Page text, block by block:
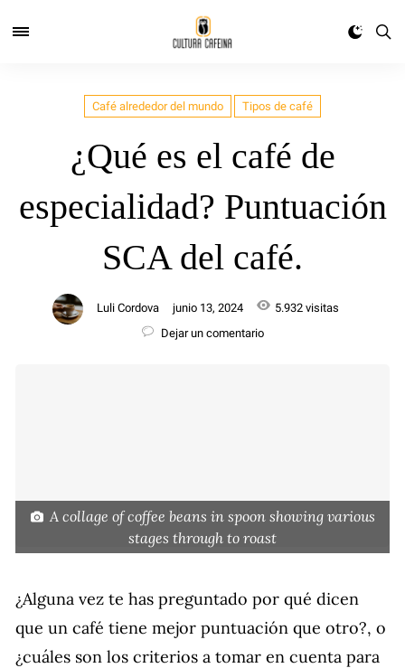
Café alrededor del mundo Tipos de café
¿Qué es el café de
especialidad? Puntuación
SCA del café.
Luli Cordova junio 13, 2024
5.932 visitas
Dejar un comentario
A collage of coffee beans in spoon showing various
stages through to roast
¿Alguna vez te has preguntado por qué dicen
que un café tiene mejor puntuación que otro?, o
¿cuáles son los criterios a tomar en cuenta para